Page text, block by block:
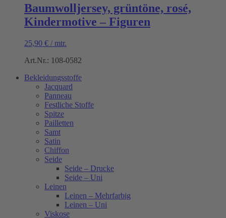
Baumwolljersey, grüntöne, rosé,
Kindermotive – Figuren
25,90 € / mtr.
Art.Nr.: 108-0582
Bekleidungsstoffe
Jacquard
Panneau
Festliche Stoffe
Spitze
Pailletten
Samt
Satin
Chiffon
Seide
Seide – Drucke
Seide – Uni
Leinen
Leinen – Mehrfarbig
Leinen – Uni
Viskose